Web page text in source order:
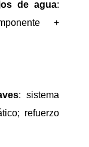
de agua:
+
: sistema
refuerzo